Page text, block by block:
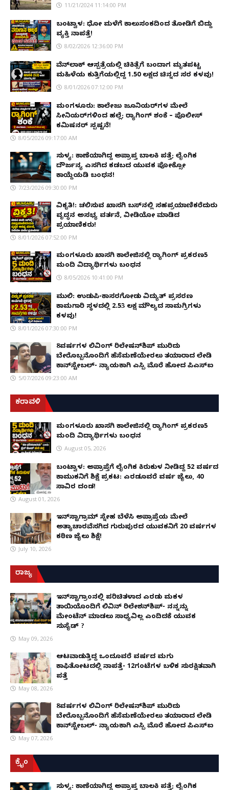
11/21/2024 11:14:00 PM
ಬಂಟ್ವಾಳ: ಧೋ ಮಳೆಗೆ ಕಾಲುಸಂಕದಿಂದ ತೋಡಿಗೆ ಬಿದ್ದು
ವ್ಯಕ್ತಿ ನಾಪತ್ತೆ!
8/02/2026 12:36:00 PM
ವೆನ್‌ಲಾಕ್ ಆಸ್ಪತ್ರೆಯಲ್ಲಿ ಚಿಕಿತ್ಸೆಗೆ ಬಂದಾಗ ಮೃತಪಟ್ಟ
ಮಹಿಳೆಯ ಕುತ್ತಿಗೆಯಲ್ಲಿದ್ದ ₹1.50 ಲಕ್ಷದ ಚಿನ್ನದ ಸರ ಕಳವು!
8/01/2026 07:12:00 PM
ಮಂಗಳೂರು: ಕಾಲೇಜು ಜೂನಿಯರ್‌ಗಳ ಮೇಲೆ
ಸೀನಿಯರ್‌ಗಳಿಂದ ಹಲ್ಲೆ; ರ‌್ಯಾಗಿಂಗ್ ಶಂಕೆ – ಪೊಲೀಸ್
ಕಮಿಷನರ್ ಸ್ಪಷ್ಟನೆ!
8/05/2026 09:17:00 AM
ಸುಳ್ಯ: ಕಾಣೆಯಾಗಿದ್ದ ಅಪ್ರಾಪ್ತ ಬಾಲಕಿ ಪತ್ತೆ; ಲೈಂಗಿಕ
ದೌರ್ಜನ್ಯ ಎಸಗಿದ ಕಡಬದ ಯುವಕ ಪೋಕ್ಸೋ
ಕಾಯ್ದೆಯಡಿ ಬಂಧನ!
7/23/2026 09:30:00 PM
ವಿಕೃತಿ!: ಚಲಿಸುವ ಖಾಸಗಿ ಬಸ್‌ನಲ್ಲಿ ಸಹಪ್ರಯಾಣಿಕರೆದುರು
ವೃದ್ಧನ ಅಸಭ್ಯ ವರ್ತನೆ, ವೀಡಿಯೋ ಮಾಡಿದ
ಪ್ರಯಾಣಿಕರು!
8/01/2026 07:52:00 PM
ಮಂಗಳೂರು ಖಾಸಗಿ ಕಾಲೇಜಿನಲ್ಲಿ ರ‌್ಯಾಗಿಂಗ್ ಪ್ರಕರಣ5
ಮಂದಿ ವಿದ್ಯಾರ್ಥಿಗಳು ಬಂಧನ
8/05/2026 10:41:00 PM
ಮುಲ್ಕಿ: ಉಡುಪಿ-ಕಾಸರಗೋಡು ವಿದ್ಯುತ್ ಪ್ರಸರಣ
ಕಾಮಗಾರಿ ಸ್ಥಳದಲ್ಲಿ ₹2.53 ಲಕ್ಷ ಮೌಲ್ಯದ ಸಾಮಗ್ರಿಗಳು
ಕಳವು!
8/01/2026 07:30:00 PM
8ವರ್ಷಗಳ ಲಿವಿಂಗ್‌ ರಿಲೇಷನ್‌ಶಿಪ್ ಮುರಿದು
ಬೇರೊಬ್ಬನೊಂದಿಗೆ ಹೆಸೆಮಣೆಯೇರಲು ತಯಾರಾದ ಲೇಡಿ
ಕಾನ್‌ಸ್ಟೇಬಲ್- ನ್ಯಾಯಕ್ಕಾಗಿ ಎಸ್ಪಿ ಮೊರೆ ಹೋದ ಪಿಎಸ್ಐ
5/07/2026 09:23:00 AM
ಕರಾವಳಿ
ಮಂಗಳೂರು ಖಾಸಗಿ ಕಾಲೇಜಿನಲ್ಲಿ ರ‌್ಯಾಗಿಂಗ್ ಪ್ರಕರಣ5
ಮಂದಿ ವಿದ್ಯಾರ್ಥಿಗಳು ಬಂಧನ
August 05, 2026
ಬಂಟ್ವಾಳ: ಅಪ್ರಾಪ್ತೆಗೆ ಲೈಂಗಿಕ ಕಿರುಕುಳ ನೀಡಿದ್ದ 52 ವರ್ಷದ
ಕಾಮುಕನಿಗೆ ಶಿಕ್ಷೆ ಪ್ರಕಟ: ಎರಡೂವರೆ ವರ್ಷ ಜೈಲು, ₹40
ಸಾವಿರ ದಂಡ!
August 01, 2026
ಇನ್‌ಸ್ಟಾಗ್ರಾಮ್ ಸ್ನೇಹ ಬೆಳೆಸಿ ಅಪ್ರಾಪ್ತೆಯ ಮೇಲೆ
ಅತ್ಯಾಚಾರವೆಸಗಿದ ಗುರುಪುರದ ಯುವಕನಿಗೆ 20 ವರ್ಷಗಳ
ಕಠಿಣ ಜೈಲು ಶಿಕ್ಷೆ!
July 10, 2026
ರಾಜ್ಯ
ಇನ್​ಸ್ಟಾಗ್ರಾಂನಲ್ಲಿ ಪರಿಚಿತಳಾದ ಎರಡು ಮಕ್ಕಳ
ತಾಯಿಯೊಂದಿಗೆ ಲಿವಿನ್ ರಿಲೇಶನ್​ಶಿಪ್- ನನ್ನನ್ನು
ಮೇಂಟೆನ್ ಮಾಡಲು ಸಾಧ್ಯವಿಲ್ಲ ಎಂದಿದಕ್ಕೆ ಯುವಕ
ಸುಸೈಡ್ ?
May 09, 2026
ಆಟವಾಡುತ್ತಿದ್ದ ಒಂದೂವರೆ ವರ್ಷದ ಮಗು
ಕಾಫಿತೋಟದಲ್ಲಿ ನಾಪತ್ತೆ- 12ಗಂಟೆಗಳ ಬಳಿಕ ಸುರಕ್ಷಿತವಾಗಿ
ಪತ್ತೆ
May 08, 2026
8ವರ್ಷಗಳ ಲಿವಿಂಗ್‌ ರಿಲೇಷನ್‌ಶಿಪ್ ಮುರಿದು
ಬೇರೊಬ್ಬನೊಂದಿಗೆ ಹೆಸೆಮಣೆಯೇರಲು ತಯಾರಾದ ಲೇಡಿ
ಕಾನ್‌ಸ್ಟೇಬಲ್- ನ್ಯಾಯಕ್ಕಾಗಿ ಎಸ್ಪಿ ಮೊರೆ ಹೋದ ಪಿಎಸ್ಐ
May 07, 2026
ಕ್ರೈಂ
ಸುಳ್ಯ: ಕಾಣೆಯಾಗಿದ್ದ ಅಪ್ರಾಪ್ತ ಬಾಲಕಿ ಪತ್ತೆ; ಲೈಂಗಿಕ